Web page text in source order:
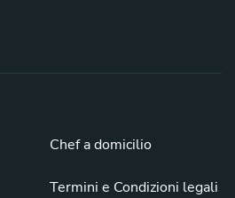
Chef a domicilio
Termini e Condizioni legali